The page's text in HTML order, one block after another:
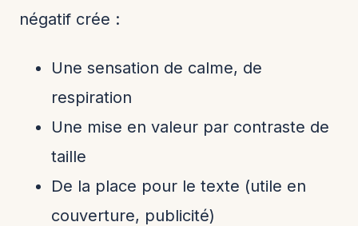
négatif crée :
Une sensation de calme, de
respiration
Une mise en valeur par contraste de
taille
De la place pour le texte (utile en
couverture, publicité)